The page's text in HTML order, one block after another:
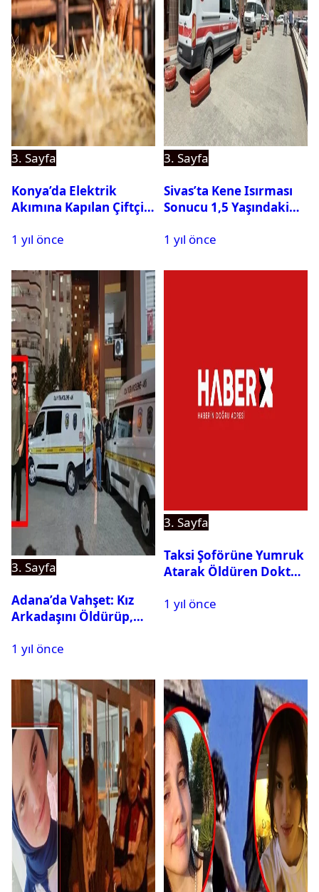
3. Sayfa
Konya’da Elektrik
Akımına Kapılan Çiftçi
1 yıl önce
3. Sayfa
Sivas’ta Kene Isırması
Sonucu 1,5 Yaşındaki
Kaybetti
1 yıl önce
3. Sayfa
Adana’da Vahşet: Kız
Arkadaşını Öldürüp,
1 yıl önce
3. Sayfa
Taksi Şoförüne Yumruk
Atarak Öldüren Doktor
1 yıl önce